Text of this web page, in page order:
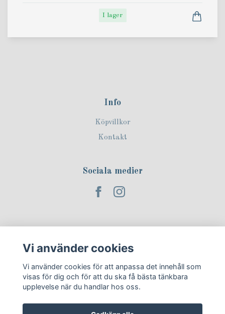
I lager
Info
Köpvillkor
Kontakt
Sociala medier
Vi använder cookies
Vi använder cookies för att anpassa det innehåll som
visas för dig och för att du ska få bästa tänkbara
upplevelse när du handlar hos oss.